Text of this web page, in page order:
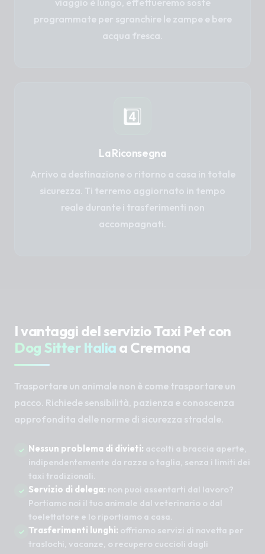
programmate per sgranchire le zampe e bere
acqua fresca.
4️⃣
La Riconsegna
Arrivo a destinazione o ritorno a casa in totale
sicurezza. Ti terremo aggiornato in tempo
reale durante i trasferimenti non
accompagnati.
I vantaggi del servizio Taxi Pet con
Dog Sitter Italia a Cremona
Trasportare un animale non è come trasportare un
pacco. Richiede sensibilità, pazienza e conoscenza
approfondita delle norme di sicurezza stradale.
Nessun problema di divieti: accolti a braccia aperte,
indipendentemente da razza o taglia, senza i limiti dei
taxi tradizionali.
Servizio di delega: non puoi assentarti dal lavoro?
Portiamo noi il tuo animale dal veterinario o dal
toelettatore e lo riportiamo a casa.
Trasferimenti lunghi: offriamo servizi di navetta per
traslochi, vacanze, o recupero cuccioli dagli